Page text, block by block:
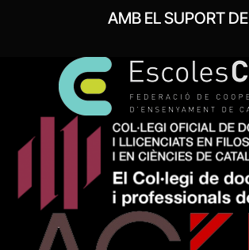
AMB EL SUPORT DE